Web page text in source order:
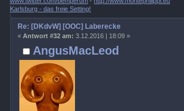
Karlsburg - das freie Setting!
AngusMacLeod
Re: [DKdvW] [OOC] Laberecke
« Antwort #32 am: 3.12.2016 | 18:09 »